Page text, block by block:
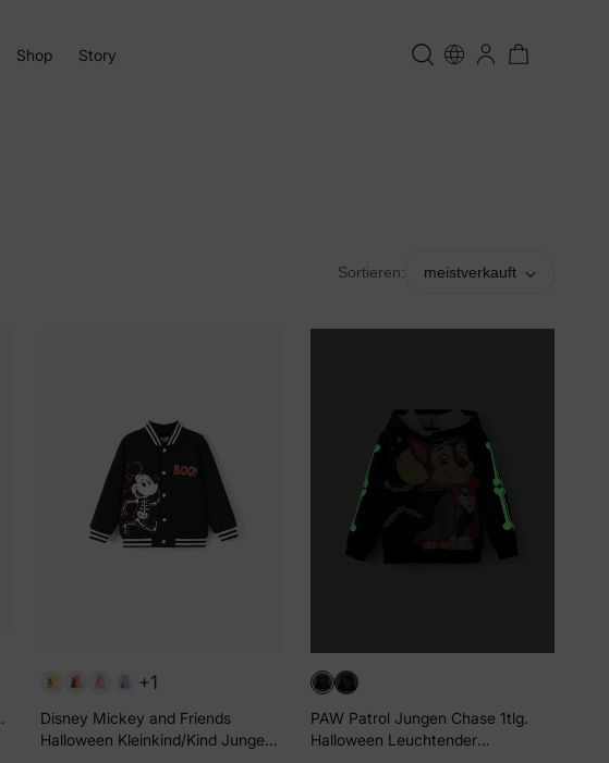
Shop Story
Sortieren: meistverkauft
+1
Disney Mickey and Friends
Halloween Kleinkind/Kind Junge
PAW Patrol Jungen Chase 1tlg.
Halloween Leuchtender